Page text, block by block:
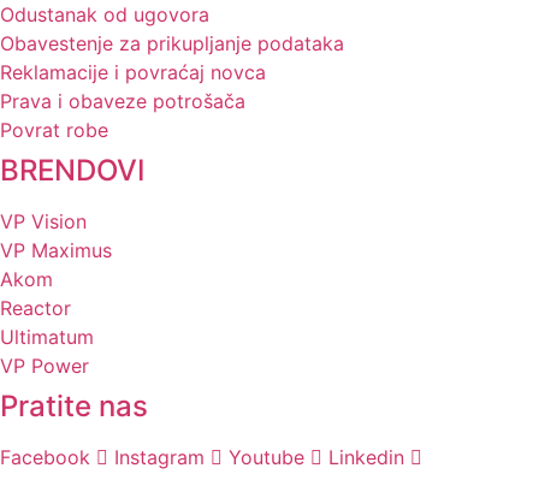
Odustanak od ugovora
Obavestenje za prikupljanje podataka
Reklamacije i povraćaj novca
Prava i obaveze potrošača
Povrat robe
BRENDOVI
VP Vision
VP Maximus
Akom
Reactor
Ultimatum
VP Power
Pratite nas
Facebook Instagram Youtube Linkedin